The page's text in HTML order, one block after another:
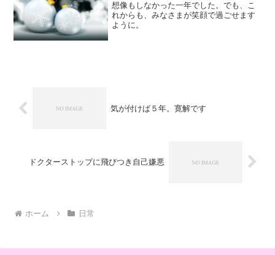
想像もしなかった一年でした。でも、こ
れからも、みなさまが笑顔で過ごせます
ように。
気が付けば５年。寛解です
ドクターストップに飛びつき自己嫌悪
ホーム 日常